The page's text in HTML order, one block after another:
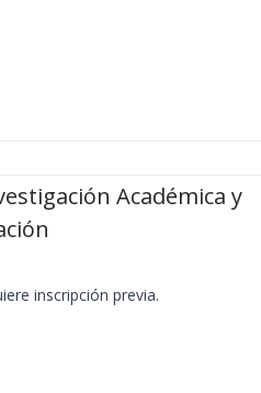
Académica y
inscripción previa.